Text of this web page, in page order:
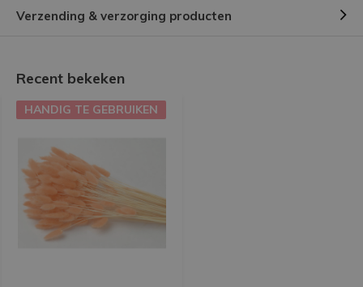
Verzending & verzorging producten
Recent bekeken
HANDIG TE GEBRUIKEN